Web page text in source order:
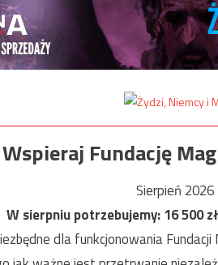
Wspieraj Fundację
Sierpień 2026
W sierpniu potrzebujemy:16 500
dla funkcjonowania Fundacji